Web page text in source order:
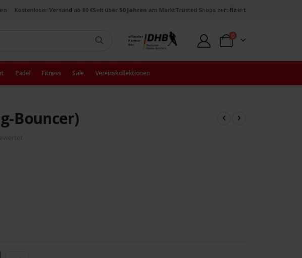
Kostenloser Versand ab 80 €Seit über 50 Jahren am MarktTrusted Shops zertifiziert
offizieller
Partner
des
Warenkorb
0Artikel
Padel Fitness Sale Vereinskollektionen
Bouncer)